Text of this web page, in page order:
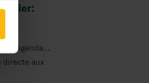
Agenda...
directe aux